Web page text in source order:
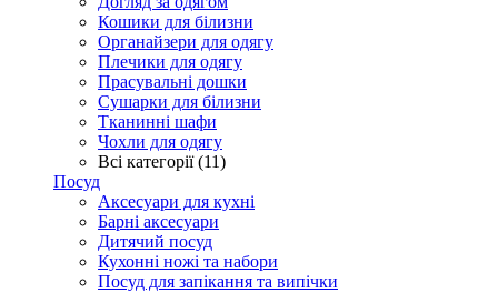
Кошики для білизни
Органайзери для одягу
Плечики для одягу
Прасувальні дошки
Сушарки для білизни
Тканинні шафи
Чохли для одягу
Всі категорії (11)
Посуд
Аксесуари для кухні
Барні аксесуари
Дитячий посуд
Кухонні ножі та набори
Посуд для запікання та випічки